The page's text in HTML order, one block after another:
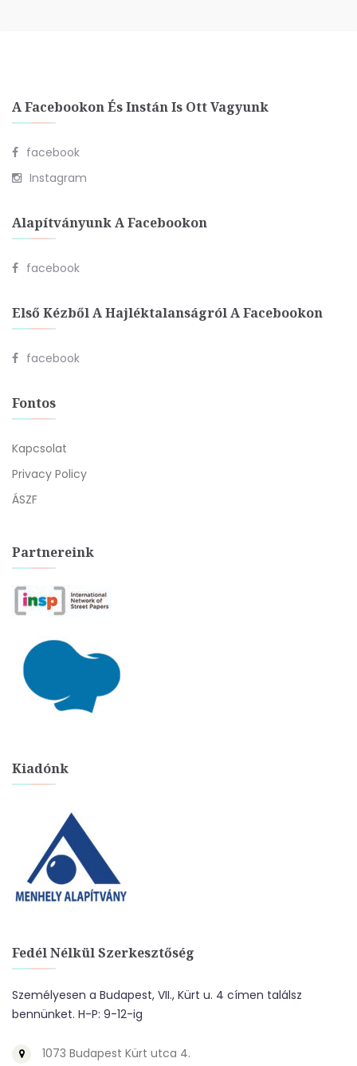
A Facebookon És Instán Is Ott Vagyunk
facebook
Instagram
Alapítványunk A Facebookon
facebook
Első Kézből A Hajléktalanságról A Facebookon
facebook
Fontos
Kapcsolat
Privacy Policy
ÁSZF
Partnereink
Kiadónk
Fedél Nélkül Szerkesztőség
Személyesen a Budapest, VII., Kürt u. 4 címen találsz
bennünket. H-P: 9-12-ig
1073 Budapest Kürt utca 4.